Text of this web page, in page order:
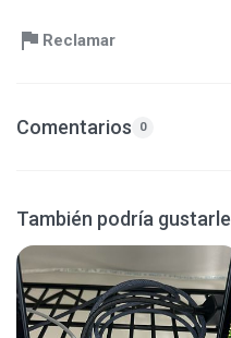
Reclamar
Comentarios 0
También podría gustarle